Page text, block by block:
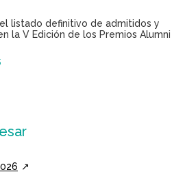
listado definitivo de admitidos y
la V Edición de los Premios Alumni